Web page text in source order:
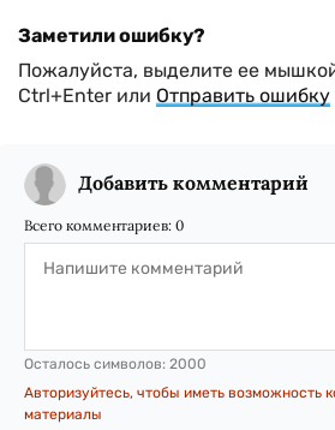
Заметили ошибку?
Пожалуйста, выделите ее
Ctrl+Enter или Отправить ошибку
Добавить комментарий
Всего комментариев: 0
Осталось символов: 2000
Авторизуйтесь, чтобы иметь возможность
материалы